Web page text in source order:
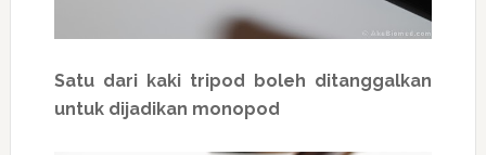
Satu dari kaki tripod boleh ditanggalkan
untuk dijadikan monopod